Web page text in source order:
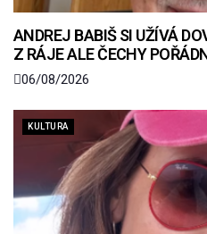
ANDREJ BABIŠ SI UŽÍVÁ
Z RÁJE ALE ČECHY
06/08/2026
KULTURA